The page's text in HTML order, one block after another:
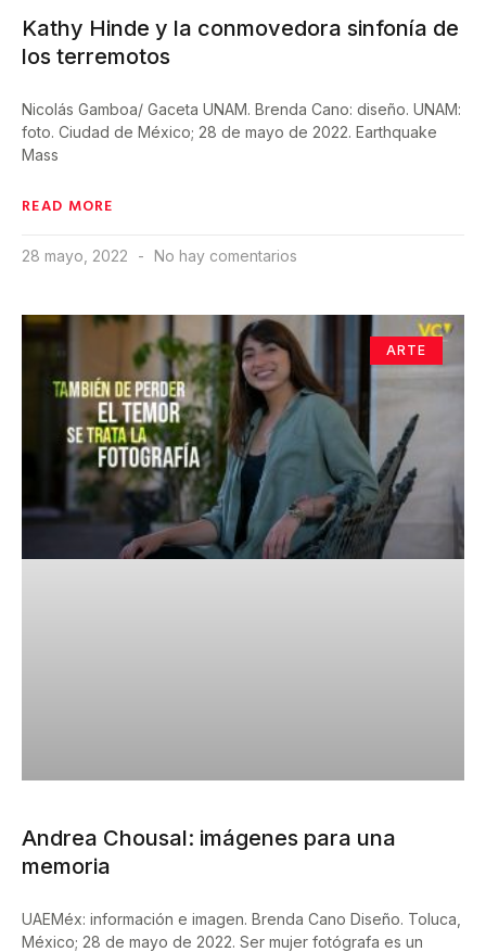
Kathy Hinde y la conmovedora sinfonía de
los terremotos
Nicolás Gamboa/ Gaceta UNAM. Brenda Cano: diseño. UNAM:
foto. Ciudad de México; 28 de mayo de 2022. Earthquake
Mass
READ MORE
28 mayo, 2022 No hay comentarios
ARTE
Andrea Chousal: imágenes para una
memoria
UAEMéx: información e imagen. Brenda Cano Diseño. Toluca,
México; 28 de mayo de 2022. Ser mujer fotógrafa es un